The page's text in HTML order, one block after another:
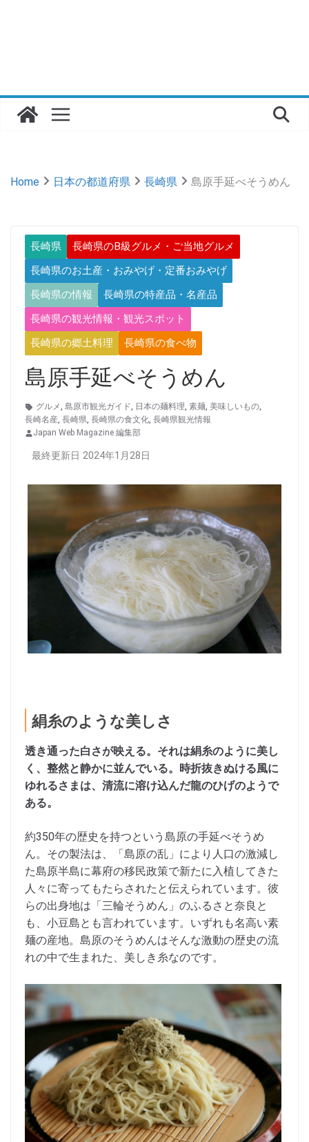
Home 日本の都道府県 長崎県 島原手延べそうめん
長崎県
長崎県のB級グルメ・ご当地グルメ
長崎県のお土産・おみやげ・定番おみやげ
長崎県の情報
長崎県の特産品・名産品
長崎県の観光情報・観光スポット
長崎県の郷土料理
長崎県の食べ物
島原手延べそうめん
グルメ, 島原市観光ガイド, 日本の麺料理, 素麺, 美味しいもの,
長崎名産, 長崎県, 長崎県の食文化, 長崎県観光情報
Japan Web Magazine 編集部
最終更新日 2024年1月28日
絹糸のような美しさ
透き通った白さが映える。それは絹糸のように美し
く、整然と静かに並んでいる。時折抜きぬける風に
ゆれるさまは、清流に溶け込んだ龍のひげのようで
ある。
約350年の歴史を持つという島原の手延べそうめ
ん。その製法は、「島原の乱」により人口の激減し
た島原半島に幕府の移民政策で新たに入植してきた
人々に寄ってもたらされたと伝えられています。彼
らの出身地は「三輪そうめん」のふるさと奈良と
も、小豆島とも言われています。いずれも名高い素
麺の産地。島原のそうめんはそんな激動の歴史の流
れの中で生まれた、美しき糸なのです。